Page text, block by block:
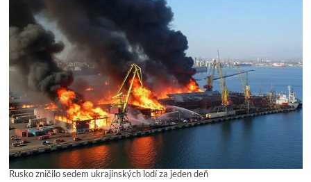
Rusko zničilo sedem ukrajinských lodí za jeden deň